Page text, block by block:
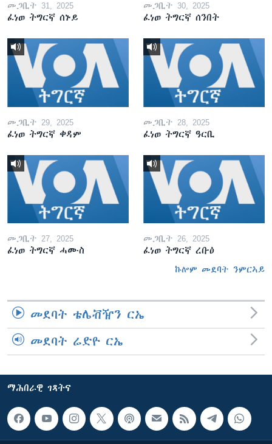
መጋቢት 31, 2025
ፈነወ ትግርኛ ሰኑይ
መጋቢት 30, 2025
ፈነወ ትግርኛ ሰንበት
መጋቢት 29, 2025
ፈነወ ትግርኛ ቀዳም
መጋቢት 28, 2025
ፈነወ ትግርኛ ዓርቢ
መጋቢት 27, 2025
ፈነወ ትግርኛ ሓሙስ
መጋቢት 26, 2025
ፈነወ ትግርኛ ረቡዕ
ኩሎም መደባት ንምርኣይ
መደባት ቴሌቭዥን ርኤ
መደባት ሬድዮ ርኤ
ማሕበራዊ ገጻትና